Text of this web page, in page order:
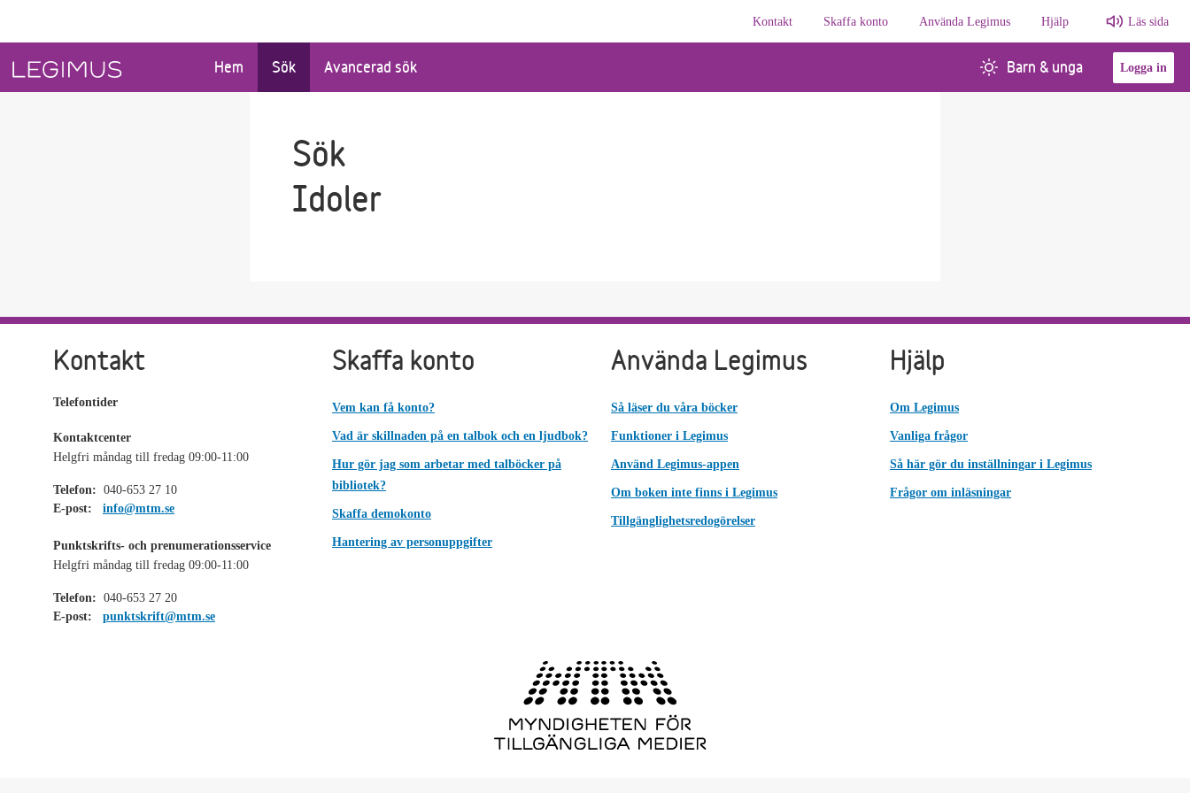
Kontakt
Skaffa konto Använda Legimus Hjälp Läs sida
Hem Sök Avancerad sök Barn & unga Logga in
Sök
Idoler
Kontakt
Telefontider
Kontaktcenter
Helgfri måndag till fredag 09:00-11:00
Telefon: 040-653 27 10
E-post:
info@mtm.se
Punktskrifts- och prenumerationsservice
Helgfri måndag till fredag 09:00-11:00
Telefon: 040-653 27 20
E-post:
punktskrift@mtm.se
Skaffa konto
Vem kan få konto?
Vad är skillnaden på en talbok och en ljudbok?
Hur gör jag som arbetar med talböcker på
bibliotek?
Skaffa demokonto
Hantering av personuppgifter
Använda Legimus
Så läser du våra böcker
Funktioner i Legimus
Använd Legimus-appen
Om boken inte finns i Legimus
Tillgänglighetsredogörelser
Hjälp
Om Legimus
Vanliga frågor
Så här gör du inställningar i Legimus
Frågor om inläsningar